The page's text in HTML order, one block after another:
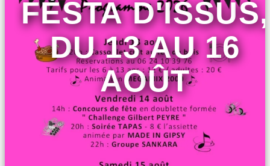
FÈSTA D'ISSUS,
DU 13 AU 16
AOÛT